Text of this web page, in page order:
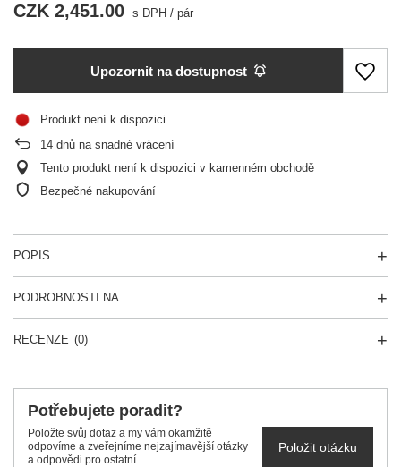
CZK 2,451.00 s DPH / pár
Upozornit na dostupnost
Produkt není k dispozici
14 dnů na snadné vrácení
Tento produkt není k dispozici v kamenném obchodě
Bezpečné nakupování
POPIS
PODROBNOSTI NA
RECENZE (0)
Potřebujete poradit?
Položte svůj dotaz a my vám okamžitě
odpovíme a zveřejníme nejzajímavější otázky
a odpovědi pro ostatní.
Položit otázku